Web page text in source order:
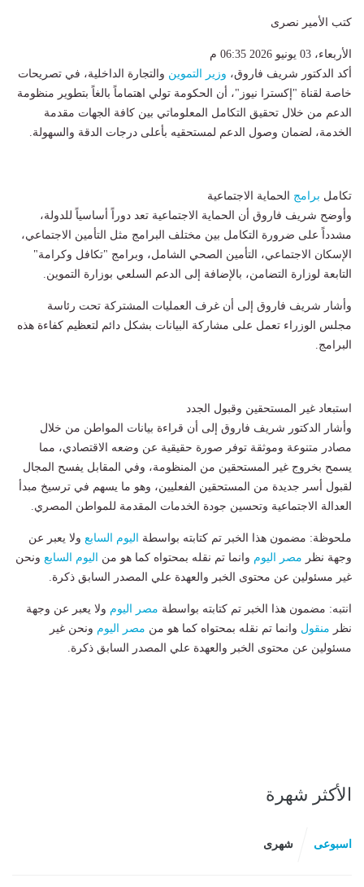
كتب الأمير نصرى
الأربعاء، 03 يونيو 2026 06:35 م
أكد الدكتور شريف فاروق، وزير التموين والتجارة الداخلية، في تصريحات
خاصة لقناة "إكسترا نيوز"، أن الحكومة تولي اهتماماً بالغاً بتطوير منظومة
الدعم من خلال تحقيق التكامل المعلوماتي بين كافة الجهات مقدمة
الخدمة، لضمان وصول الدعم لمستحقيه بأعلى درجات الدقة والسهولة.
تكامل برامج الحماية الاجتماعية
وأوضح شريف فاروق أن الحماية الاجتماعية تعد دوراً أساسياً للدولة،
مشدداً على ضرورة التكامل بين مختلف البرامج مثل التأمين الاجتماعي،
الإسكان الاجتماعي، التأمين الصحي الشامل، وبرامج "تكافل وكرامة"
التابعة لوزارة التضامن، بالإضافة إلى الدعم السلعي بوزارة التموين.
وأشار شريف فاروق إلى أن غرف العمليات المشتركة تحت رئاسة
مجلس الوزراء تعمل على مشاركة البيانات بشكل دائم لتعظيم كفاءة هذه
البرامج.
استبعاد غير المستحقين وقبول الجدد
وأشار الدكتور شريف فاروق إلى أن قراءة بيانات المواطن من خلال
مصادر متنوعة وموثقة توفر صورة حقيقية عن وضعه الاقتصادي، مما
يسمح بخروج غير المستحقين من المنظومة، وفي المقابل يفسح المجال
لقبول أسر جديدة من المستحقين الفعليين، وهو ما يسهم في ترسيخ مبدأ
العدالة الاجتماعية وتحسين جودة الخدمات المقدمة للمواطن المصري.
ملحوظة: مضمون هذا الخبر تم كتابته بواسطة اليوم السابع ولا يعبر عن
وجهة نظر مصر اليوم وانما تم نقله بمحتواه كما هو من اليوم السابع ونحن
غير مسئولين عن محتوى الخبر والعهدة علي المصدر السابق ذكرة.
انتبه: مضمون هذا الخبر تم كتابته بواسطة مصر اليوم ولا يعبر عن وجهة
نظر منقول وانما تم نقله بمحتواه كما هو من مصر اليوم ونحن غير
مسئولين عن محتوى الخبر والعهدة علي المصدر السابق ذكرة.
الأكثر شهرة
اسبوعى شهرى